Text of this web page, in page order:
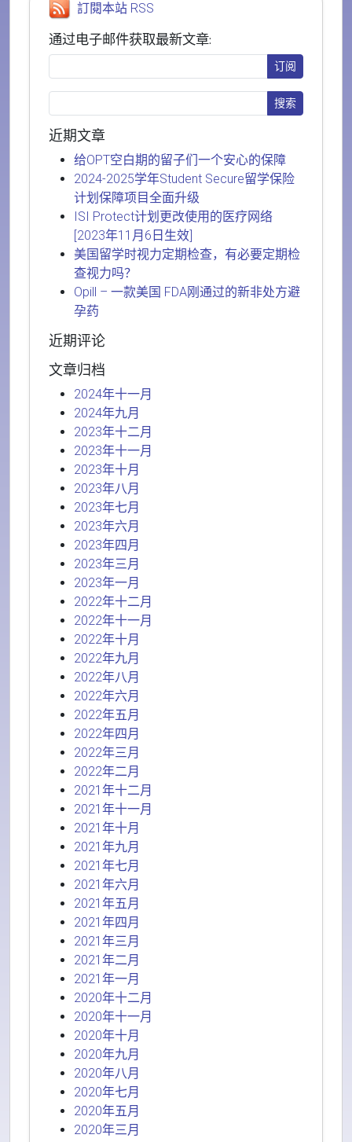
訂閱本站 RSS
通过电子邮件获取最新文章:
近期文章
给OPT空白期的留子们一个安心的保障
2024-2025学年Student Secure留学保险
计划保障项目全面升级
ISI Protect计划更改使用的医疗网络
[2023年11月6日生效]
美国留学时视力定期检查，有必要定期检
查视力吗？
Opill – 一款美国 FDA刚通过的新非处方避
孕药
近期评论
文章归档
2024年十一月
2024年九月
2023年十二月
2023年十一月
2023年十月
2023年八月
2023年七月
2023年六月
2023年四月
2023年三月
2023年一月
2022年十二月
2022年十一月
2022年十月
2022年九月
2022年八月
2022年六月
2022年五月
2022年四月
2022年三月
2022年二月
2021年十二月
2021年十一月
2021年十月
2021年九月
2021年七月
2021年六月
2021年五月
2021年四月
2021年三月
2021年二月
2021年一月
2020年十二月
2020年十一月
2020年十月
2020年九月
2020年八月
2020年七月
2020年五月
2020年三月